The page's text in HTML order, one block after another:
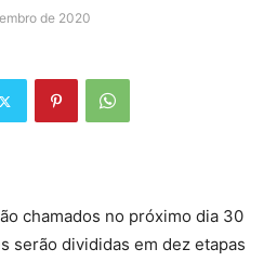
de 2020
chamados no próximo dia 30
serão divididas em dez etapas